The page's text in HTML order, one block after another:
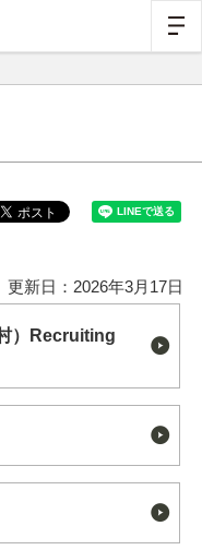
更新日：2026年3月17日
）Recruiting